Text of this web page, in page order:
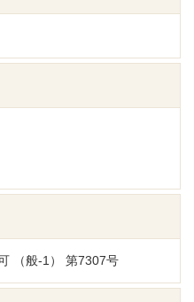
（般-1） 第7307号